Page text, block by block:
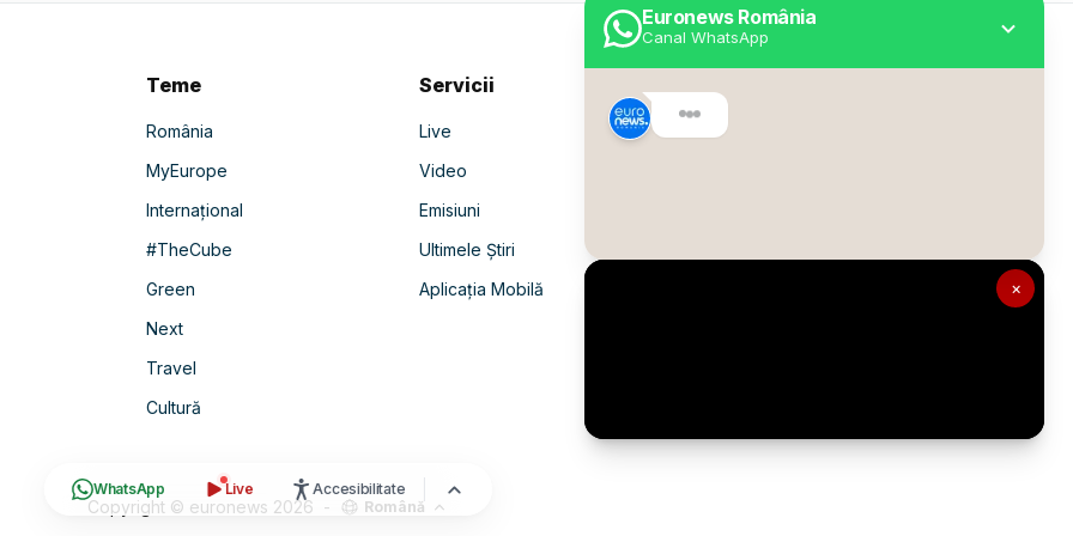
×
Euronews România
Canal WhatsApp
WhatsApp Live Accesibilitate
Teme
România
MyEurope
Internațional
#TheCube
Green
Next
Travel
Cultură
Servicii
Live
Video
Emisiuni
Ultimele Știri
Aplicația Mobilă
Despre Euronews
Copyright © euronews 2026 - Română